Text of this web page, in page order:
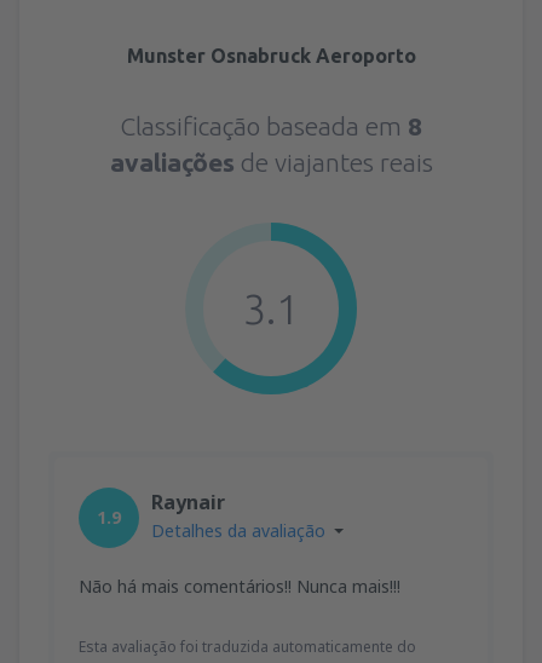
Munster Osnabruck Aeroporto
Classificação baseada em 8
avaliações de viajantes reais
3.1
1.9
Raynair
Detalhes da avaliação
Não há mais comentários!! Nunca mais!!!
Esta avaliação foi traduzida automaticamente do